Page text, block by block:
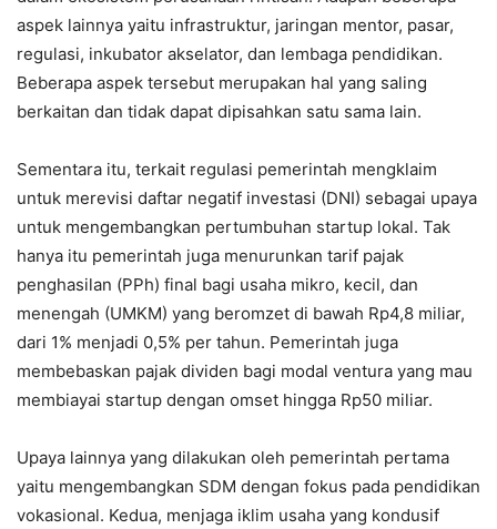
aspek lainnya yaitu infrastruktur, jaringan mentor, pasar,
regulasi, inkubator akselator, dan lembaga pendidikan.
Beberapa aspek tersebut merupakan hal yang saling
berkaitan dan tidak dapat dipisahkan satu sama lain.
Sementara itu, terkait regulasi pemerintah mengklaim
untuk merevisi daftar negatif investasi (DNI) sebagai upaya
untuk mengembangkan pertumbuhan startup lokal. Tak
hanya itu pemerintah juga menurunkan tarif pajak
penghasilan (PPh) final bagi usaha mikro, kecil, dan
menengah (UMKM) yang beromzet di bawah Rp4,8 miliar,
dari 1% menjadi 0,5% per tahun. Pemerintah juga
membebaskan pajak dividen bagi modal ventura yang mau
membiayai startup dengan omset hingga Rp50 miliar.
Upaya lainnya yang dilakukan oleh pemerintah pertama
yaitu mengembangkan SDM dengan fokus pada pendidikan
vokasional. Kedua, menjaga iklim usaha yang kondusif